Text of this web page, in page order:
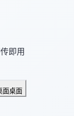
即用
面桌面